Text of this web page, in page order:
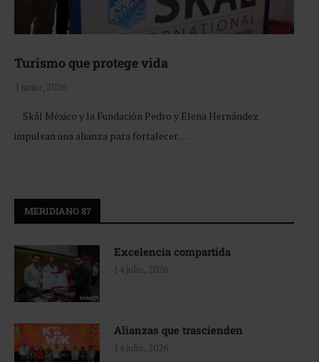
Turismo que protege vida
1 junio, 2026
Skål México y la Fundación Pedro y Elena Hernández
impulsan una alianza para fortalecer …
MERIDIANO 87
Excelencia compartida
14 julio, 2026
Alianzas que trascienden
14 julio, 2026